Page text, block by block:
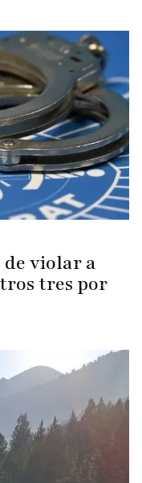
de violar a
tres por